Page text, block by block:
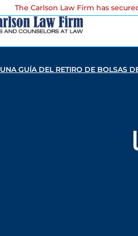
The Carlson Law Firm has
UNA GUÍA DEL RETIRO DE BOLSAS